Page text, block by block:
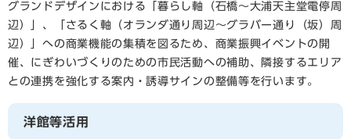
グランドデザインにおける「暮らし軸（石橋～大浦天主堂電停周
辺）」、「さるく軸（オランダ通り周辺～グラバー通り（坂）周
辺）」への商業機能の集積を図るため、商業振興イベントの開
催、にぎわいづくりのための市民活動への補助、隣接するエリア
との連携を強化する案内・誘導サインの整備等を行います。
洋館等活用